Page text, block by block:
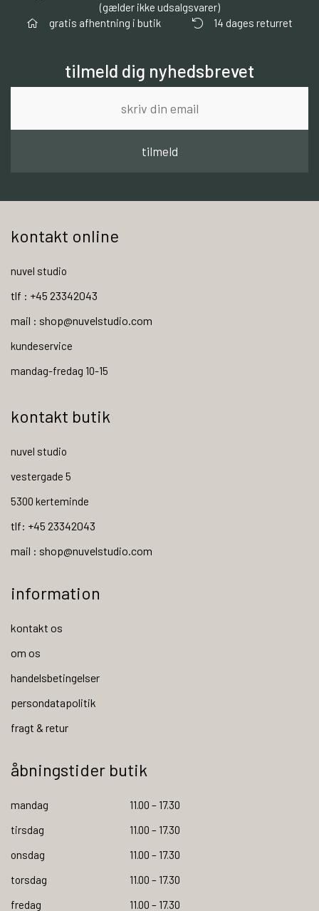
(gælder ikke udsalgsvarer)
gratis afhentning i butik
14 dages returret
tilmeld dig nyhedsbrevet
tilmeld
kontakt online
nuvel studio
tlf : +45 23342043
mail : shop@nuvelstudio.com
kundeservice
mandag-fredag 10-15
kontakt butik
nuvel studio
vestergade 5
5300 kerteminde
tlf: +45 23342043
mail : shop@nuvelstudio.com
information
kontakt os
om os
handelsbetingelser
persondatapolitik
fragt & retur
åbningstider butik
mandag
11.00 – 17.30
tirsdag
11.00 – 17.30
onsdag
11.00 – 17.30
torsdag
11.00 – 17.30
fredag
11.00 – 17.30